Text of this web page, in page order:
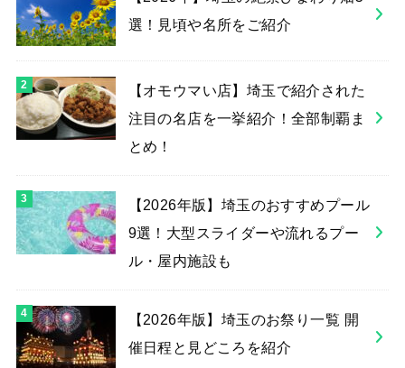
選！見頃や名所をご紹介
【オモウマい店】埼玉で紹介された
注目の名店を一挙紹介！全部制覇ま
とめ！
【2026年版】埼玉のおすすめプール
9選！大型スライダーや流れるプー
ル・屋内施設も
【2026年版】埼玉のお祭り一覧 開
催日程と見どころを紹介